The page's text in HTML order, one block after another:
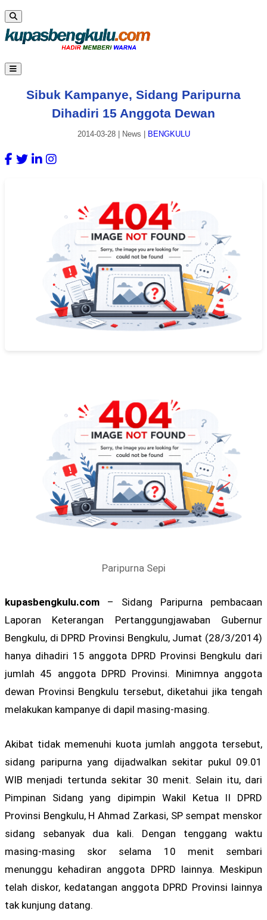
Sibuk Kampanye, Sidang Paripurna
Dihadiri 15 Anggota Dewan
2014-03-28| News BENGKULU
Paripurna Sepi
kupasbengkulu.com – Sidang Paripurna pembacaan
Laporan Keterangan Pertanggungjawaban Gubernur
Bengkulu, di DPRD Provinsi Bengkulu, Jumat (28/3/2014)
hanya dihadiri 15 anggota DPRD Provinsi Bengkulu dari
jumlah 45 anggota DPRD Provinsi. Minimnya anggota
dewan Provinsi Bengkulu tersebut, diketahui jika tengah
melakukan kampanye di dapil masing-masing.
Akibat tidak memenuhi kuota jumlah anggota tersebut,
sidang paripurna yang dijadwalkan sekitar pukul 09.01
WIB menjadi tertunda sekitar 30 menit. Selain itu, dari
Pimpinan Sidang yang dipimpin Wakil Ketua II DPRD
Provinsi Bengkulu, H Ahmad Zarkasi, SP sempat menskor
sidang sebanyak dua kali. Dengan tenggang waktu
masing-masing skor selama 10 menit sembari
menunggu kehadiran anggota DPRD lainnya. Meskipun
telah diskor, kedatangan anggota DPRD Provinsi lainnya
tak kunjung datang.